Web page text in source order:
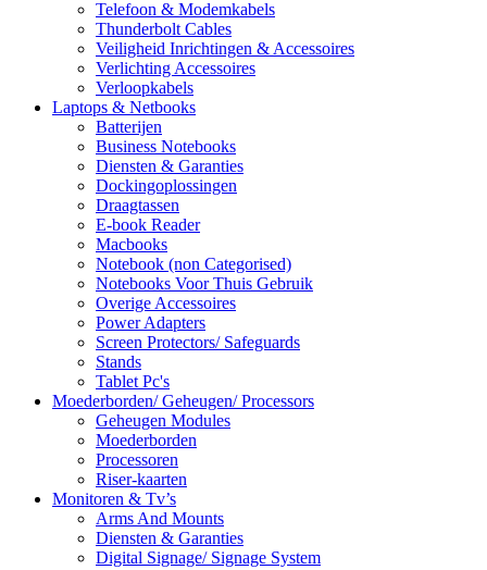
Telefoon & Modemkabels
Thunderbolt Cables
Veiligheid Inrichtingen & Accessoires
Verlichting Accessoires
Verloopkabels
Laptops & Netbooks
Batterijen
Business Notebooks
Diensten & Garanties
Dockingoplossingen
Draagtassen
E-book Reader
Macbooks
Notebook (non Categorised)
Notebooks Voor Thuis Gebruik
Overige Accessoires
Power Adapters
Screen Protectors/ Safeguards
Stands
Tablet Pc's
Moederborden/ Geheugen/ Processors
Geheugen Modules
Moederborden
Processoren
Riser-kaarten
Monitoren & Tv’s
Arms And Mounts
Diensten & Garanties
Digital Signage/ Signage System